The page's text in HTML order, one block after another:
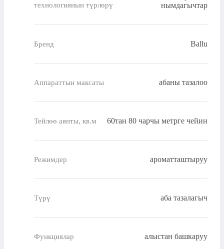
технологиянын түрлөрү
нымдагычтар
Бренд Ballu
Аппараттын максаты абаны тазалоо
Тейлөө аянты, кв.м 60тан 80 чарчы метрге чейин
Режимдер ароматташтыруу
Түрү аба тазалагыч
Функциялар алыстан башкаруу